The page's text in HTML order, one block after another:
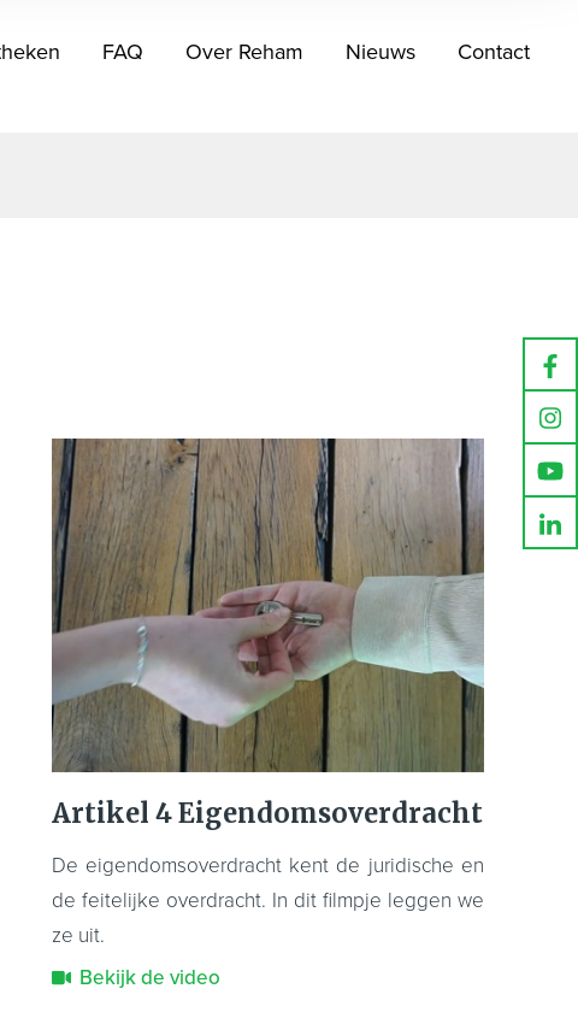
FAQ Over Reham Nieuws Contact
Artikel 4 Eigendomsoverdracht
De eigendomsoverdracht kent de juridische en
de feitelijke overdracht. In dit filmpje leggen we
ze uit.
Bekijk de video